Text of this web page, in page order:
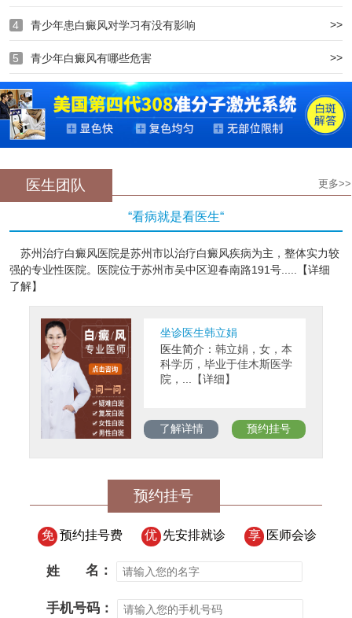
4 青少年患白癜风对学习有没有影响 >>
5 青少年白癜风有哪些危害 >>
医生团队 更多>>
“看病就是看医生“
苏州治疗白癜风医院是苏州市以治疗白癜风疾病为主，整体实力较
强的专业性医院。医院位于苏州市吴中区迎春南路191号.....【详细
了解】
坐诊医生韩立娟
医生简介： 韩立娟，女，本
科学历，毕业于佳木斯医学
院，...【详细】
了解详情 预约挂号
预约挂号
免 预约挂号费 优 先安排就诊 享 医师会诊
姓 名：
手机号码：